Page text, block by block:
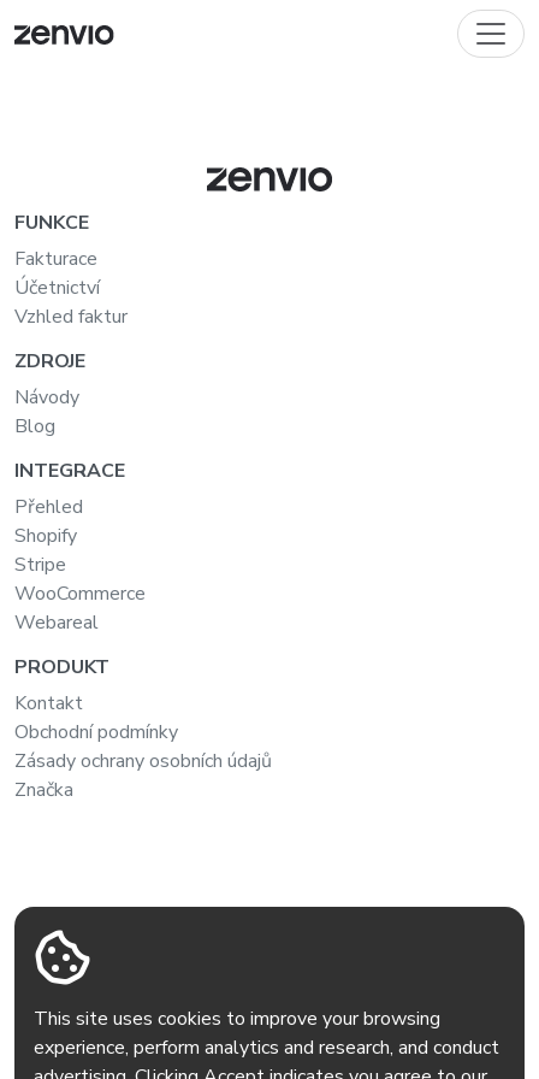
This site uses cookies to improve your browsing
experience, perform analytics and research, and conduct
FUNKCE
Fakturace
Účetnictví
Vzhled faktur
ZDROJE
Návody
Blog
INTEGRACE
Přehled
Shopify
Stripe
WooCommerce
Webareal
PRODUKT
Kontakt
Obchodní podmínky
Zásady ochrany osobních údajů
Značka